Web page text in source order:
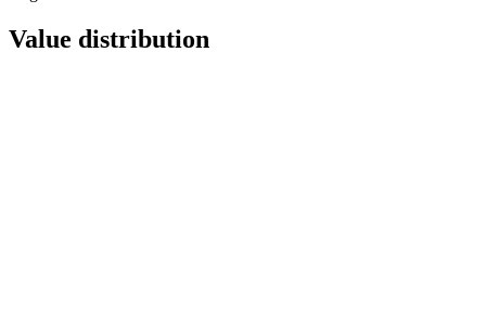
Value distribution